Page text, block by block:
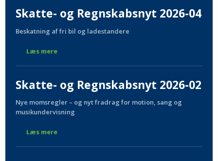
Skatte- og Regnskabsnyt 2026-04
Beskatning af fri bil og ladestandere
Læs mere
Skatte- og Regnskabsnyt 2026-02
Nye momsregler – og nyt fradrag for motion, sang og
musikundervisning
Læs mere